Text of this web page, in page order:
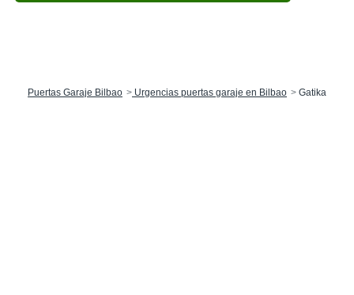
Puertas Garaje Bilbao Urgencias puertas garaje en Bilbao Gatika